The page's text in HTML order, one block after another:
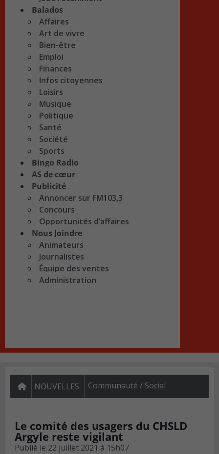
Balados
Affaires
Art de vivre
Bien-être
Emploi
Finances
Infos citoyennes
Loisirs
Musique
Politique
Santé
Société
Sports
Bingo Radio
AS de cœur
Publicité
Annoncer sur FM103,3
Concours
Opportunités d’affaires
Nous Joindre
Animateurs
Journalistes
Équipe des ventes
Administration
NOUVELLES Communauté / Social
Le comité des usagers du CHSLD
Argyle reste vigilant
Publié le 22 juillet 2021 à 15h07